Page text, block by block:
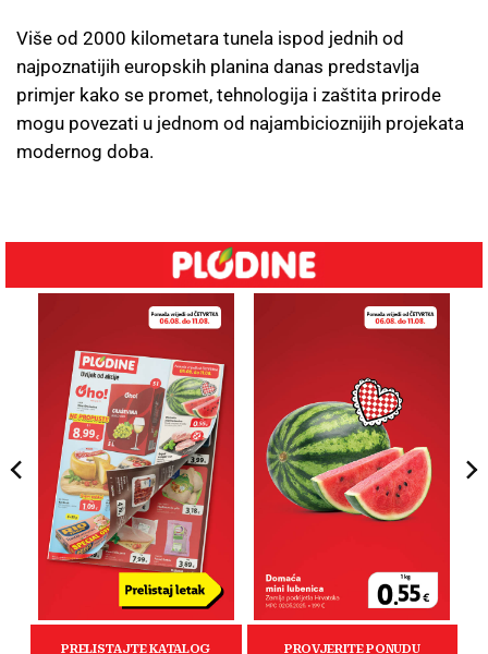
Više od 2000 kilometara tunela ispod jednih od
najpoznatijih europskih planina danas predstavlja
primjer kako se promet, tehnologija i zaštita prirode
mogu povezati u jednom od najambicioznijih projekata
modernog doba.